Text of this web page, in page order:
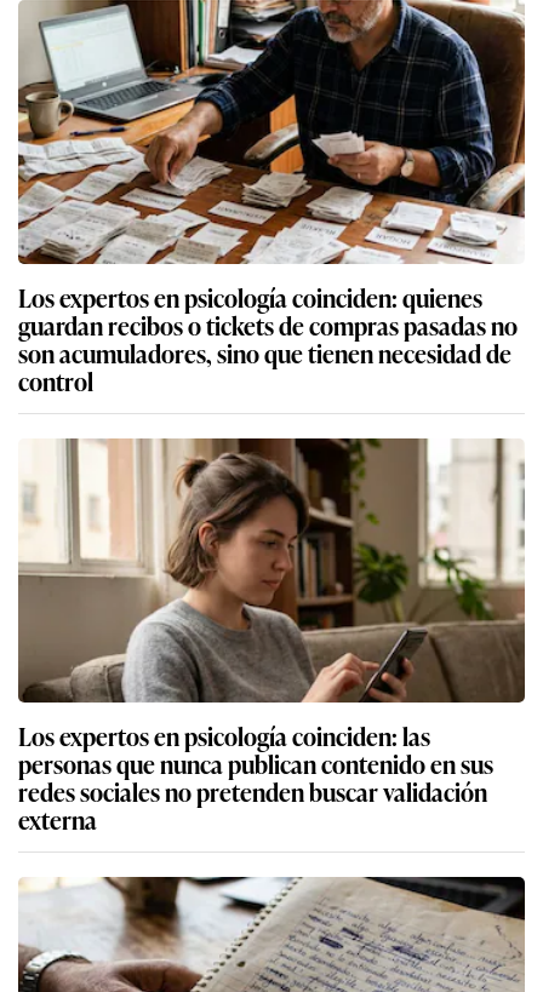
Los expertos en psicología coinciden: quienes
guardan recibos o tickets de compras pasadas no
son acumuladores, sino que tienen necesidad de
control
Los expertos en psicología coinciden: las
personas que nunca publican contenido en sus
redes sociales no pretenden buscar validación
externa